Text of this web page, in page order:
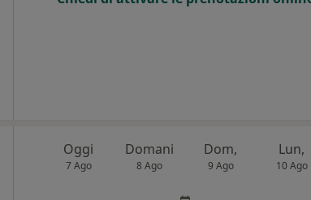
Oggi
7 Ago
Domani
8 Ago
Dom,
9 Ago
Lun,
10 Ago